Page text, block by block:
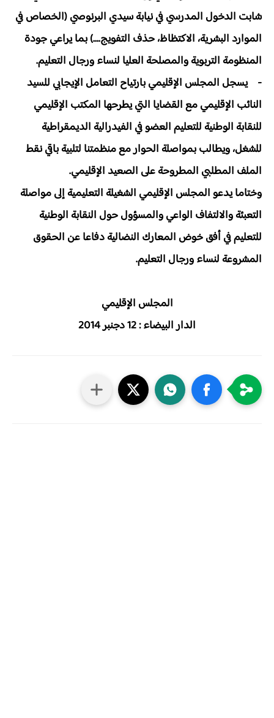
شابت الدخول المدرسي في نيابة سيدي البرنوصي (الخصاص في
الموارد البشرية، الاكتظاظ، حذف التفويج....) بما يراعي جودة
المنظومة التربوية والمصلحة العليا لنساء ورجال التعليم.
- يسجل المجلس الإقليمي بارتياح التعامل الإيجابي للسيد
النائب الإقليمي مع القضايا التي يطرحها المكتب الإقليمي
للنقابة الوطنية للتعليم العضو في الفيدرالية الديمقراطية
للشغل، ويطالب بمواصلة الحوار مع منظمتنا لتلبية باقي نقط
الملف المطلبي المطروحة على الصعيد الإقليمي.
وختاما يدعو المجلس الإقليمي الشغيلة التعليمية إلى مواصلة
التعبئة والالتفاف الواعي والمسؤول حول النقابة الوطنية
للتعليم في أفق خوض المعارك النضالية دفاعا عن الحقوق
المشروعة لنساء ورجال التعليم.
المجلس الإقليمي
الدار البيضاء : 12 دجنبر 2014